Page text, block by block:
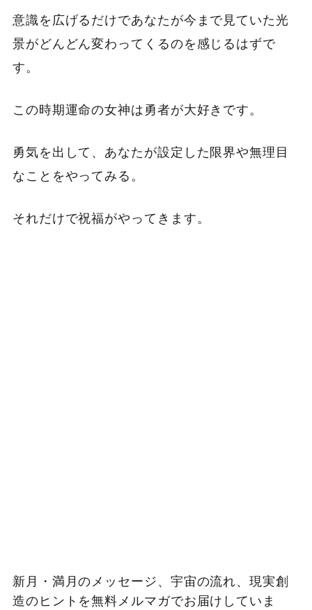
意識を広げるだけであなたが今まで見ていた光
景がどんどん変わってくるのを感じるはずで
す。
この時期運命の女神は勇者が大好きです。
勇気を出して、あなたが設定した限界や無理目
なことをやってみる。
それだけで祝福がやってきます。
新月・満月のメッセージ、宇宙の流れ、現実創
造のヒントを無料メルマガでお届けしていま